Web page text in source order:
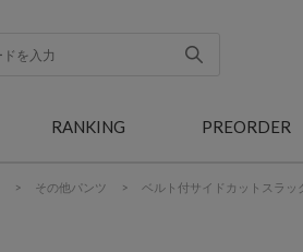
RANKING PREORDER
> その他パンツ > ベルト付サイドカットスラッ